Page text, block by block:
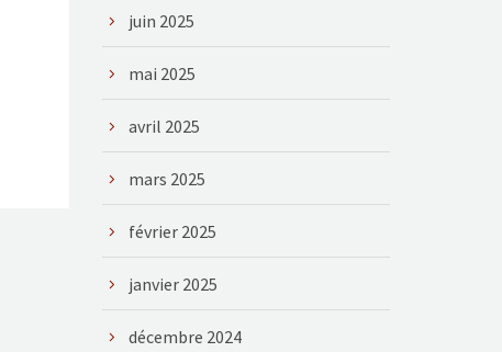
juin 2025
mai 2025
avril 2025
mars 2025
février 2025
janvier 2025
décembre 2024